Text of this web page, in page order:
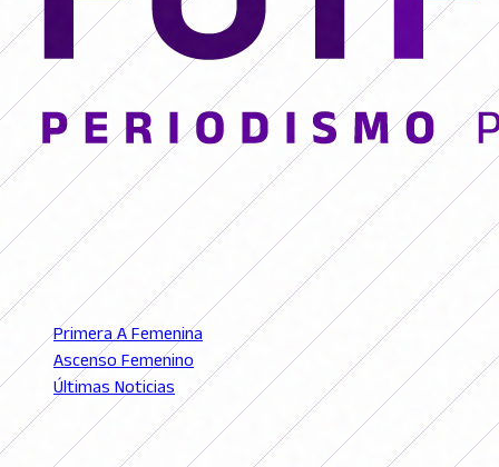
© 2026 FutFemGol. Todos los derechos reservados.
LIGAS
Primera A Femenina
Ascenso Femenino
Últimas Noticias
SECCIONES